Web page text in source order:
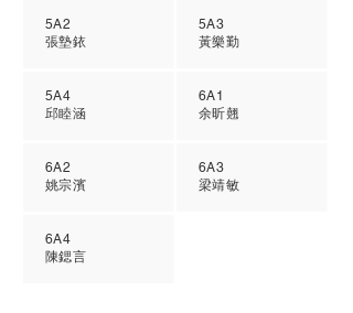
5A2
張墊銥
5A4
邱睦涵
6A2
姚宗濱
6A4
陳鍶言
5A3
黃樂勤
6A1
余昕翹
6A3
梁靖敏